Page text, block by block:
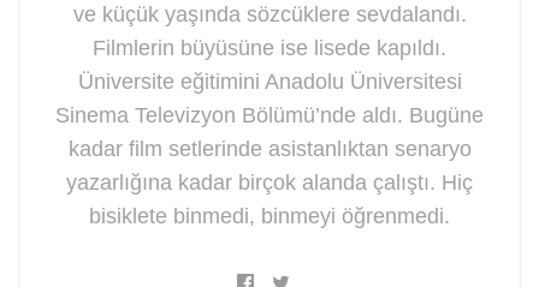
ve küçük yaşında sözcüklere sevdalandı.
Filmlerin büyüsüne ise lisede kapıldı.
Üniversite eğitimini Anadolu Üniversitesi
Sinema Televizyon Bölümü’nde aldı. Bugüne
kadar film setlerinde asistanlıktan senaryo
yazarlığına kadar birçok alanda çalıştı. Hiç
bisiklete binmedi, binmeyi öğrenmedi.